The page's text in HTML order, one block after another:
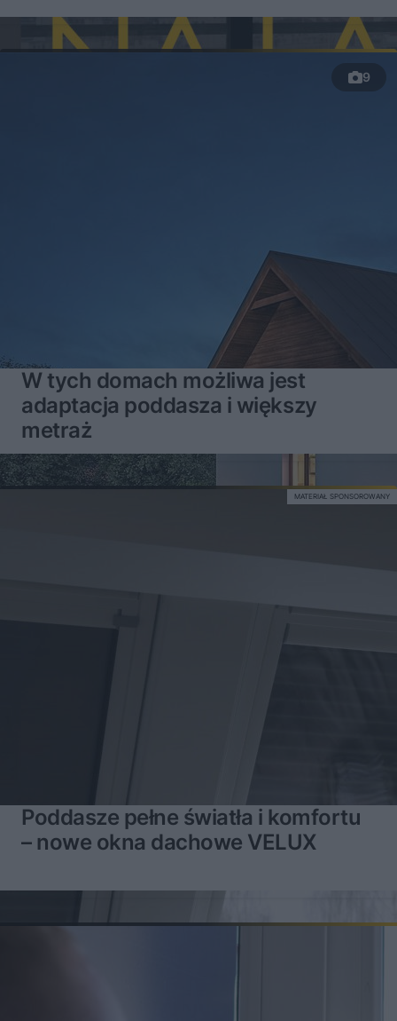
9
W tych domach możliwa jest
adaptacja poddasza i większy
metraż
Poddasze pełne światła i komfortu
– nowe okna dachowe VELUX
MATERIAŁ SPONSOROWANY